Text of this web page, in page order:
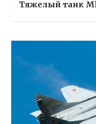
Тяжелый танк